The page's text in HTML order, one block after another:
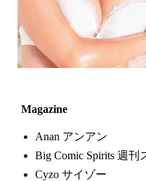
Magazine
Anan アンアン
Big Comic Spirits 週刊
Cyzo サイゾー